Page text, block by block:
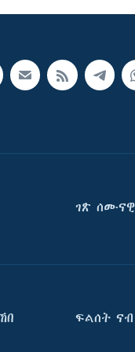
ገጽ
ፍልሰት